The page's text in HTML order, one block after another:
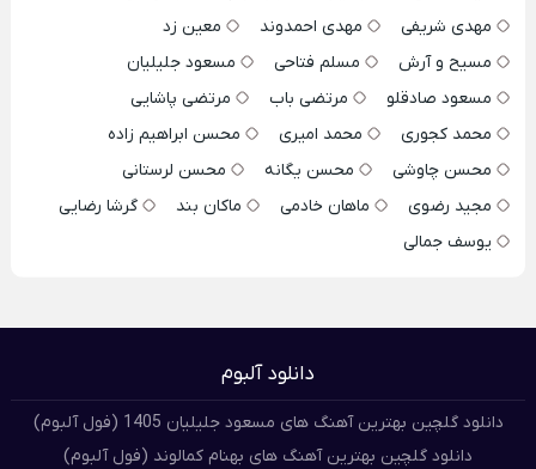
مهدی شریفی
مهدی احمدوند
معین زد
مسیح و آرش
مسلم فتاحی
مسعود جلیلیان
مسعود صادقلو
مرتضی باب
مرتضی پاشایی
محمد کجوری
محمد امیری
محسن ابراهیم زاده
محسن چاوشی
محسن یگانه
محسن لرستانی
مجید رضوی
ماهان خادمی ماکان بند
گرشا رضایی
یوسف جمالی
دانلود آلبوم
دانلود گلچین بهترین آهنگ های مسعود جلیلیان 1405 (فول آلبوم)
دانلود گلچین بهترین آهنگ های بهنام کمالوند (فول آلبوم)